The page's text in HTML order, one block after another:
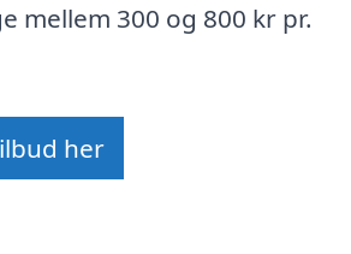
mellem 300 og 800 kr pr.
her